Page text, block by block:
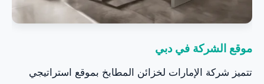
موقع الشركة في دبي
تتميز شركة الإمارات لخزائن المطابخ بموقع استراتيجي